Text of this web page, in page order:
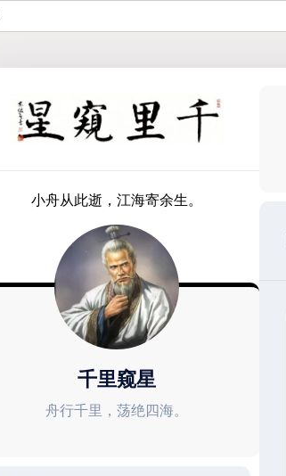
小舟从此逝，江海寄余生。
千里窥星
舟行千里，荡绝四海。